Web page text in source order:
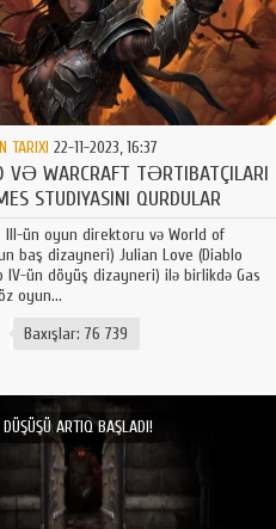
qurdular
TARIXI 22-11-2023, 16:37
VƏ WARCRAFT TƏRTIBATÇILARI
STUDIYASINI QURDULAR
III-ün oyun direktoru və World of
baş dizayneri) Julian Love (Diablo
IV-ün döyüş dizayneri) ilə birlikdə Gas
oyun...
Baxışlar: 76 739
ARTIQ BAŞLADI!